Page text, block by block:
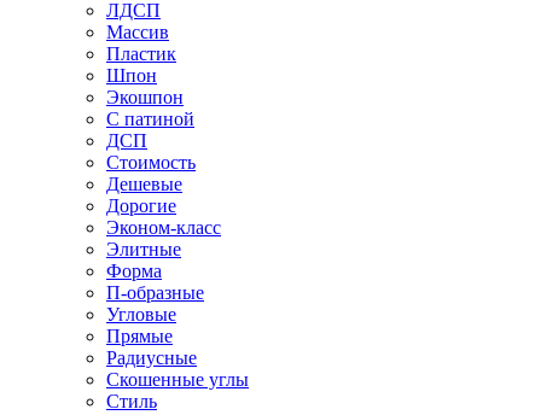
ЛДСП
Массив
Пластик
Шпон
Экошпон
С патиной
ДСП
Стоимость
Дешевые
Дорогие
Эконом-класс
Элитные
Форма
П-образные
Угловые
Прямые
Радиусные
Скошенные углы
Стиль